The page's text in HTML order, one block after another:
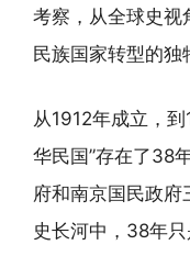
考察，从全球史视
民族国家转型的独
从1912年成立，
华民国”存在了38
府和南京国民政
史长河中，38年